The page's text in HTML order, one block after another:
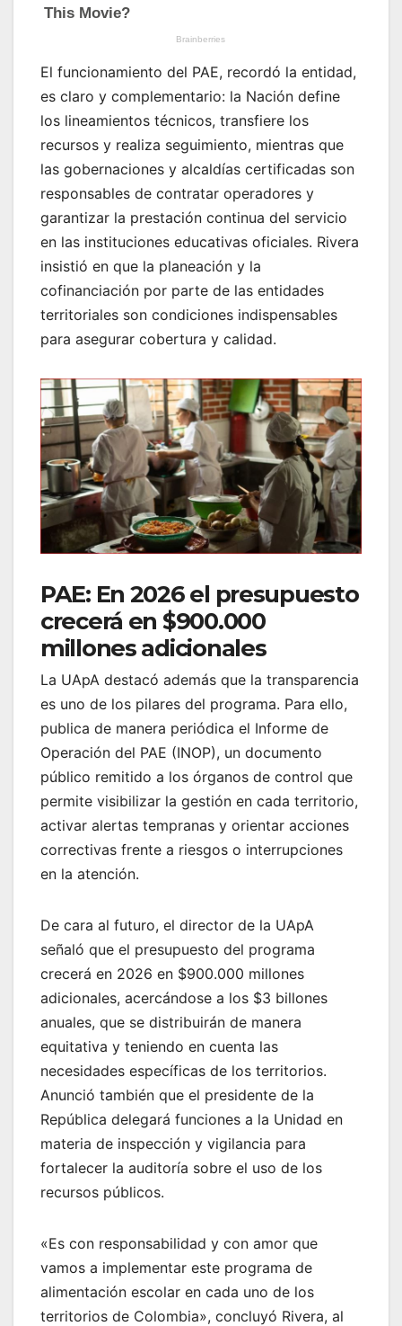
El funcionamiento del PAE, recordó la entidad,
es claro y complementario: la Nación define
los lineamientos técnicos, transfiere los
recursos y realiza seguimiento, mientras que
las gobernaciones y alcaldías certificadas son
responsables de contratar operadores y
garantizar la prestación continua del servicio
en las instituciones educativas oficiales. Rivera
insistió en que la planeación y la
cofinanciación por parte de las entidades
territoriales son condiciones indispensables
para asegurar cobertura y calidad.
PAE: En 2026 el presupuesto
crecerá en $900.000
millones adicionales
La UApA destacó además que la transparencia
es uno de los pilares del programa. Para ello,
publica de manera periódica el Informe de
Operación del PAE (INOP), un documento
público remitido a los órganos de control que
permite visibilizar la gestión en cada territorio,
activar alertas tempranas y orientar acciones
correctivas frente a riesgos o interrupciones
en la atención.
De cara al futuro, el director de la UApA
señaló que el presupuesto del programa
crecerá en 2026 en $900.000 millones
adicionales, acercándose a los $3 billones
anuales, que se distribuirán de manera
equitativa y teniendo en cuenta las
necesidades específicas de los territorios.
Anunció también que el presidente de la
República delegará funciones a la Unidad en
materia de inspección y vigilancia para
fortalecer la auditoría sobre el uso de los
recursos públicos.
«Es con responsabilidad y con amor que
vamos a implementar este programa de
alimentación escolar en cada uno de los
territorios de Colombia», concluyó Rivera, al